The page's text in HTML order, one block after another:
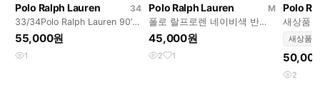
Polo Ralph Lauren
34
33/34Polo Ralph Lauren 90’s
denim pants
55,000원
1
Polo Ralph Lauren
M
폴로 랄프로렌 네이비색 반바
지
45,000원
2 1
Polo
새상품
새상품
2